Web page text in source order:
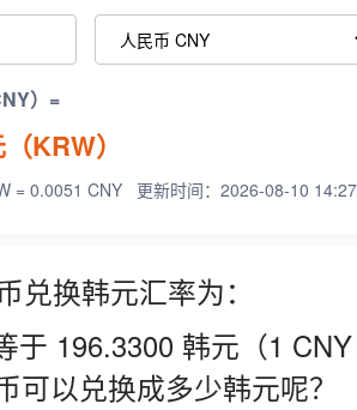
）=
KRW）
= 0.0051 CNY 更新时间：2026-08-10
兑换韩元汇率为：
于 196.3300 韩元（1
可以兑换成多少韩元呢？